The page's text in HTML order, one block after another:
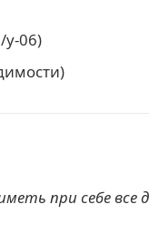
06)
при себе